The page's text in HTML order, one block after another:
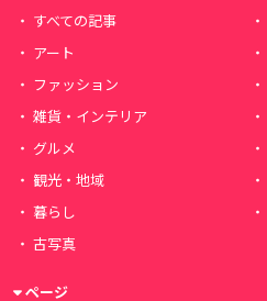
すべての記事
アート
ファッション
雑貨・インテリア
グルメ
観光・地域
暮らし
古写真
ページ